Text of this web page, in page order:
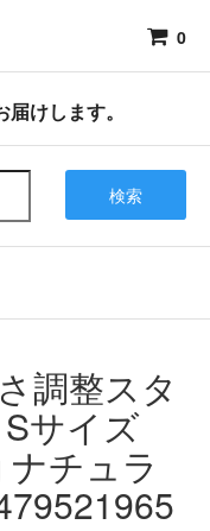
0
けします。
検索
調整スタ
サイズ
チュラ